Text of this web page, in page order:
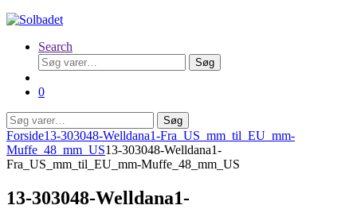
Search
Søg
efter:
Søg
0
Søg
efter:
Søg
Forside13-303048-Welldana1-Fra_US_mm_til_EU_mm-
Muffe_48_mm_US13-303048-Welldana1-
Fra_US_mm_til_EU_mm-Muffe_48_mm_US
13-303048-Welldana1-